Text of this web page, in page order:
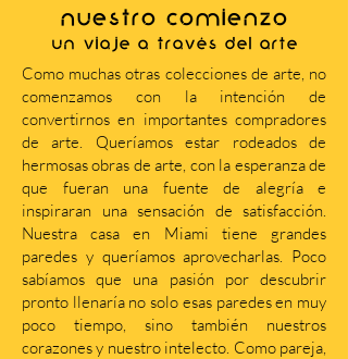
NUESTRO COMIENZO
Un viaje a través del arte
Como muchas otras colecciones de arte, no
comenzamos con la intención de
convertirnos en importantes compradores
de arte. Queríamos estar rodeados de
hermosas obras de arte, con la esperanza de
que fueran una fuente de alegría e
inspiraran una sensación de satisfacción.
Nuestra casa en Miami tiene grandes
paredes y queríamos aprovecharlas. Poco
sabíamos que una pasión por descubrir
pronto llenaría no solo esas paredes en muy
poco tiempo, sino también nuestros
corazones y nuestro intelecto. Como pareja,